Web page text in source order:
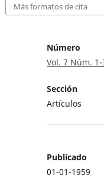
Más formatos de cita
Número
Vol. 7 Núm.
Sección
Artículos
Publicado
01-01-1959